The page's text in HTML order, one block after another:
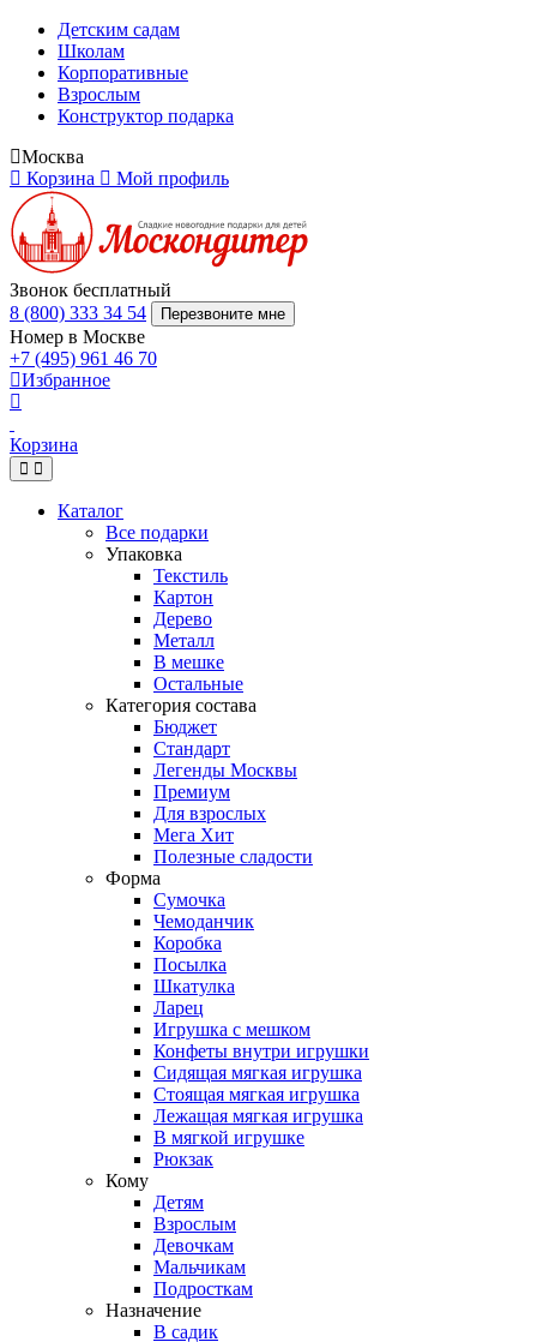
Детским садам
Школам
Корпоративные
Взрослым
Конструктор подарка
Москва
Корзина
Мой профиль
Звонок бесплатный
8 (800) 333 34 54
Перезвоните мне
Номер в Москве
+7 (495) 961 46 70
Избранное
Корзина
Каталог
Все подарки
Упаковка
Текстиль
Картон
Дерево
Металл
В мешке
Остальные
Категория состава
Бюджет
Стандарт
Легенды Москвы
Премиум
Для взрослых
Мега Хит
Полезные сладости
Форма
Сумочка
Чемоданчик
Коробка
Посылка
Шкатулка
Ларец
Игрушка с мешком
Конфеты внутри игрушки
Сидящая мягкая игрушка
Стоящая мягкая игрушка
Лежащая мягкая игрушка
В мягкой игрушке
Рюкзак
Кому
Детям
Взрослым
Девочкам
Мальчикам
Подросткам
Назначение
В садик